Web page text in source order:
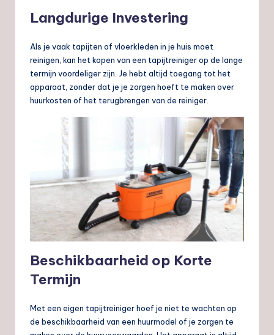
Langdurige Investering
Als je vaak tapijten of vloerkleden in je huis moet
reinigen, kan het kopen van een tapijtreiniger op de lange
termijn voordeliger zijn. Je hebt altijd toegang tot het
apparaat, zonder dat je je zorgen hoeft te maken over
huurkosten of het terugbrengen van de reiniger.
Beschikbaarheid op Korte
Termijn
Met een eigen tapijtreiniger hoef je niet te wachten op
de beschikbaarheid van een huurmodel of je zorgen te